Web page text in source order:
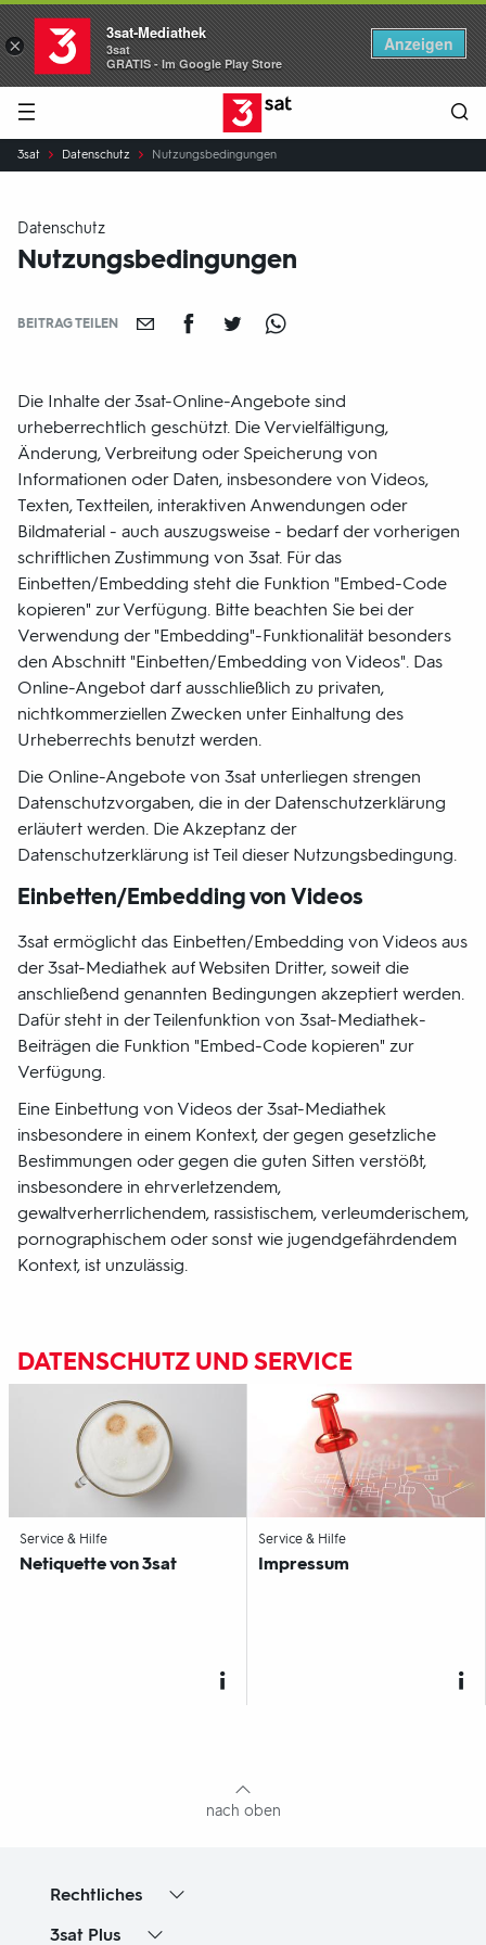
Hauptnavigation 3SAT
Sie
sind
3sat Datenschutz Nutzungsbedingungen
Datenschutz
Nutzungsbedingungen
BEITRAG TEILEN
Die Inhalte der 3sat-Online-Angebote sind
urheberrechtlich geschützt. Die Vervielfältigung,
Änderung, Verbreitung oder Speicherung von
Informationen oder Daten, insbesondere von Videos,
Texten, Textteilen, interaktiven Anwendungen oder
Bildmaterial - auch auszugsweise - bedarf der vorherigen
schriftlichen Zustimmung von 3sat. Für das
Einbetten/Embedding steht die Funktion "Embed-Code
kopieren" zur Verfügung. Bitte beachten Sie bei der
Verwendung der "Embedding"-Funktionalität besonders
den Abschnitt "Einbetten/Embedding von Videos". Das
Online-Angebot darf ausschließlich zu privaten,
nichtkommerziellen Zwecken unter Einhaltung des
Urheberrechts benutzt werden.
Die Online-Angebote von 3sat unterliegen strengen
Datenschutzvorgaben, die in der Datenschutzerklärung
erläutert werden. Die Akzeptanz der
Datenschutzerklärung ist Teil dieser Nutzungsbedingung.
Einbetten/Embedding von Videos
3sat ermöglicht das Einbetten/Embedding von Videos aus
der 3sat-Mediathek auf Websiten Dritter, soweit die
anschließend genannten Bedingungen akzeptiert werden.
Dafür steht in der Teilenfunktion von 3sat-Mediathek-
Beiträgen die Funktion "Embed-Code kopieren" zur
Verfügung.
Eine Einbettung von Videos der 3sat-Mediathek
insbesondere in einem Kontext, der gegen gesetzliche
Bestimmungen oder gegen die guten Sitten verstößt,
insbesondere in ehrverletzendem,
gewaltverherrlichendem, rassistischem, verleumderischem,
pornographischem oder sonst wie jugendgefährdendem
Kontext, ist unzulässig.
DATENSCHUTZ UND SERVICE
Service & Hilfe-
Netiquette von3sat
Service & Hilfe-
Impressum
nach oben
Rechtliches
3sat Plus
×
3sat-Mediathek
3sat
GRATIS - Im Google Play Store
Anzeigen